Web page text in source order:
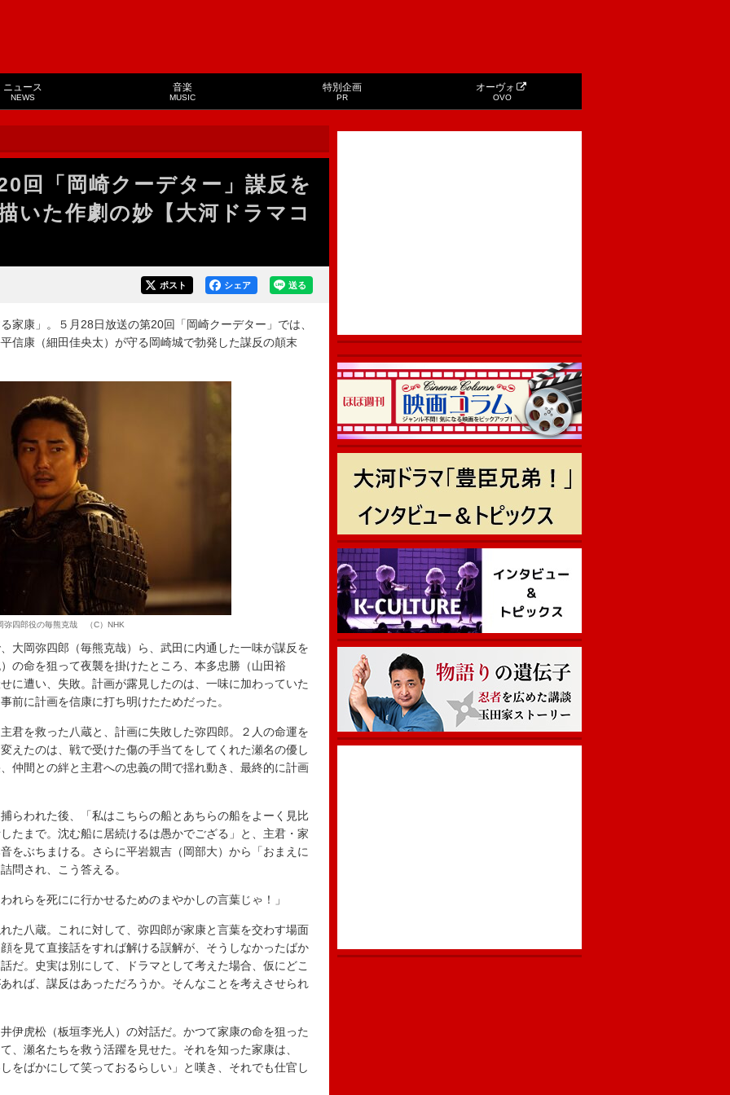
ニュース
NEWS
音楽
MUSIC
特別企画
PR
オーヴォ
OVO
回「岡崎クーデター」謀反を
いた作劇の妙【大河ドラマコ
送る
シェア
ポスト
康」。５月28日放送の第20回「岡崎クーデター」では、
信康（細田佳央太）が守る岡崎城で勃発した謀反の顛末
弥四郎役の毎熊克哉 （C）NHK
岡弥四郎（毎熊克哉）ら、武田に内通した一味が謀反を
の命を狙って夜襲を掛けたところ、本多忠勝（山田裕
に遭い、失敗。計画が露見したのは、一味に加わっていた
前に計画を信康に打ち明けたためだった。
を救った八蔵と、計画に失敗した弥四郎。２人の命運を
えたのは、戦で受けた傷の手当てをしてくれた瀬名の優し
仲間との絆と主君への忠義の間で揺れ動き、最終的に計画
われた後、「私はこちらの船とあちらの船をよーく見比
たまで。沈む船に居続けるは愚かでござる」と、主君・家
をぶちまける。さらに平岩親吉（岡部大）から「おまえに
問され、こう答える。
らを死にに行かせるためのまやかしの言葉じゃ！」
八蔵。これに対して、弥四郎が家康と言葉を交わす場面
を見て直接話をすれば解ける誤解が、そうしなかったばか
だ。史実は別にして、ドラマとして考えた場合、仮にどこ
れば、謀反はあっただろうか。そんなことを考えさせられ
虎松（板垣李光人）の対話だ。かつて家康の命を狙った
、瀬名たちを救う活躍を見せた。それを知った家康は、
をばかにして笑っておるらしい」と嘆き、それでも仕官し